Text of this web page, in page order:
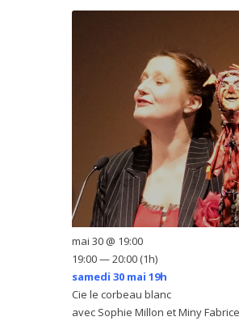
samedi 30 mai 19h
Cie le corbeau blanc
avec Sophie Millon et Miny Fabrice
mai 30 @ 19:00
19:00 — 20:00 (1h)